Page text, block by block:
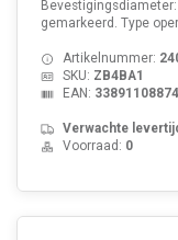
gemarkeerd. Type
Artikelnummer:
SKU: ZB4BA1
EAN:
Verwachte
Voorraad: 0